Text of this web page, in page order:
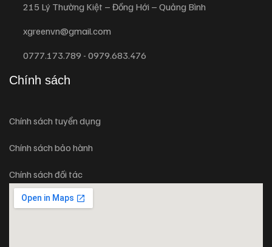
215 Lý Thường Kiệt – Đồng Hới – Quảng Bình
xgreenvn@gmail.com
0777.173.789 - 0979.683.476
Chính sách
Chính sách tuyển dụng
Chính sách bảo hành
Chính sách đối tác